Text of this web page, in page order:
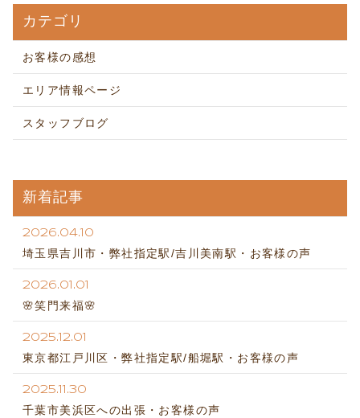
カテゴリ
お客様の感想
エリア情報ページ
スタッフブログ
新着記事
2026.04.10
埼玉県吉川市・弊社指定駅/吉川美南駅・お客様の声
2026.01.01
🌸笑門来福🌸
2025.12.01
東京都江戸川区・弊社指定駅/船堀駅・お客様の声
2025.11.30
千葉市美浜区への出張・お客様の声